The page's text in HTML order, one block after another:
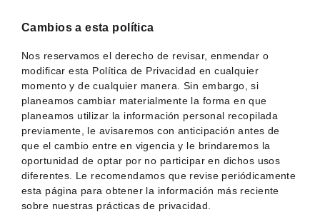
Cambios a esta política
Nos reservamos el derecho de revisar, enmendar o
modificar esta Política de Privacidad en cualquier
momento y de cualquier manera. Sin embargo, si
planeamos cambiar materialmente la forma en que
planeamos utilizar la información personal recopilada
previamente, le avisaremos con anticipación antes de
que el cambio entre en vigencia y le brindaremos la
oportunidad de optar por no participar en dichos usos
diferentes. Le recomendamos que revise periódicamente
esta página para obtener la información más reciente
sobre nuestras prácticas de privacidad.